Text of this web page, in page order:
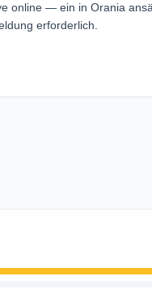
online — ein in Orania
erforderlich.